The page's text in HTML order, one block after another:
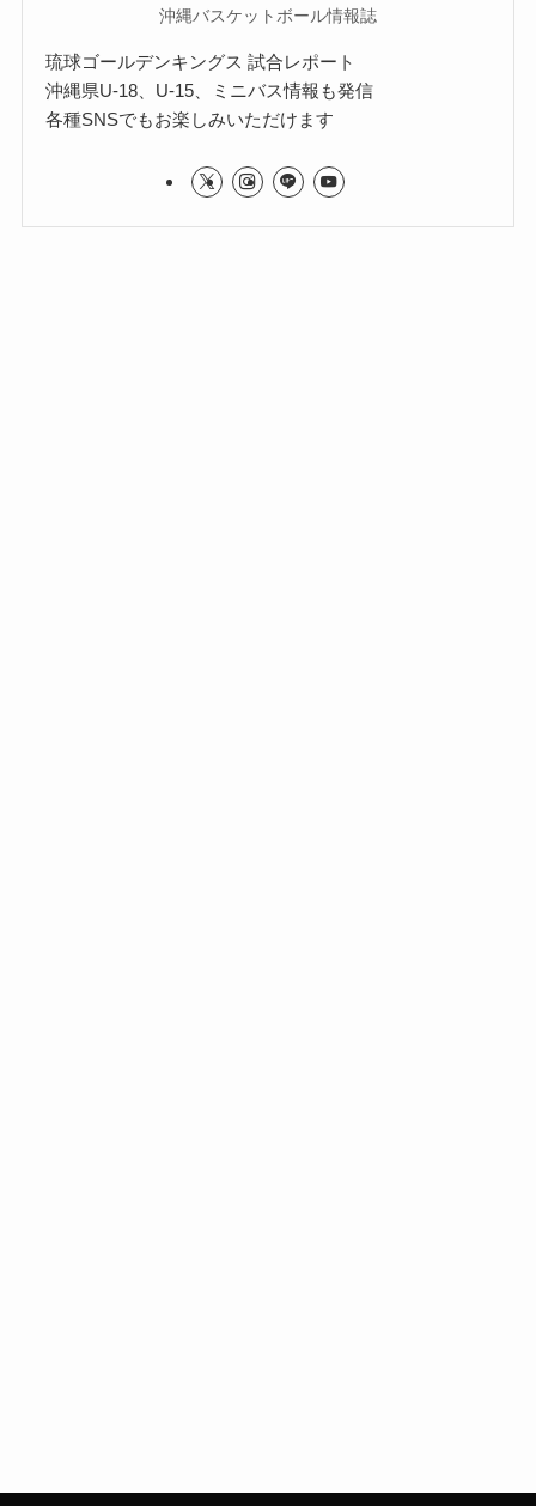
沖縄バスケットボール情報誌
琉球ゴールデンキングス 試合レポート
沖縄県U-18、U-15、ミニバス情報も発信
各種SNSでもお楽しみいただけます